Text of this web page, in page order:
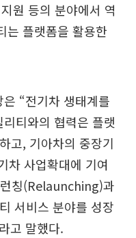
원 등의 분야에서 역
는 플랫폼을 활용한
“전기차 생태계를
티와의 협력은 플랫
고, 기아차의 중장기
차 사업확대에 기여
칭(Relaunching)과
서비스 분야를 성장
고 말했다.